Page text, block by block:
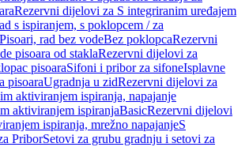
Rezervni dijelovi za S integriranim uređajem
s ispiranjem, s poklopcem / za
rad bez vodeBez poklopcaRezervni
pisoara od staklaRezervni dijelovi za
pisoaraSifoni i pribor za sifoneIsplavne
pisoaraUgradnja u zidRezervni dijelovi za
aktiviranjem ispiranja, napajanje
aktiviranjem ispiranjaBasicRezervni dijelovi
ispiranja, mrežno napajanjeS
PriborSetovi za grubu gradnju i setovi za